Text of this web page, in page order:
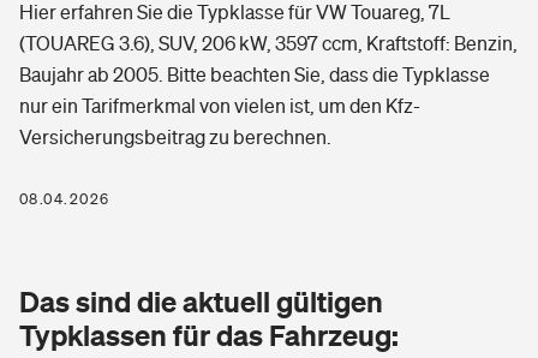
Grundfähigkeitsversicherung
Arbeitsrechtsschutz
Berufshaftpflichtversicherung
Zur Übersicht
Tools
Glasversicherung
Freizeit
Pri­vate Haft­pflicht­
Kinderunfall­ver­si­che­rung
Gesundheit
Private Krankenversicherung
Dread-Disease-Versicherung
Hier erfahren Sie die Typklasse für VW Touareg, 7L
(TOUAREG 3.6), SUV, 206 kW, 3597 ccm, Kraftstoff: Benzin,
Baujahr ab 2005. Bitte beachten Sie, dass die Typklasse
nur ein Tarifmerkmal von vielen ist, um den Kfz-
Versicherungsbeitrag zu berechnen.
08.04.2026
Das sind die aktuell gültigen
Typklassen für das Fahrzeug: